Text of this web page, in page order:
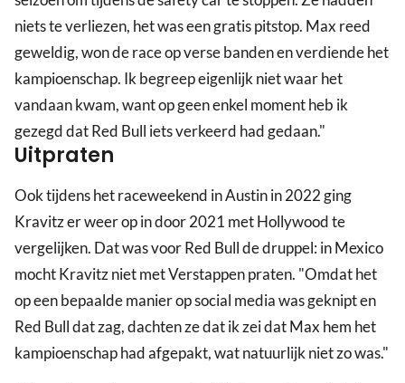
niets te verliezen, het was een gratis pitstop. Max reed
geweldig, won de race op verse banden en verdiende het
kampioenschap. Ik begreep eigenlijk niet waar het
vandaan kwam, want op geen enkel moment heb ik
gezegd dat Red Bull iets verkeerd had gedaan."
Uitpraten
Ook tijdens het raceweekend in Austin in 2022 ging
Kravitz er weer op in door 2021 met Hollywood te
vergelijken. Dat was voor Red Bull de druppel: in Mexico
mocht Kravitz niet met Verstappen praten. "Omdat het
op een bepaalde manier op social media was geknipt en
Red Bull dat zag, dachten ze dat ik zei dat Max hem het
kampioenschap had afgepakt, wat natuurlijk niet zo was."